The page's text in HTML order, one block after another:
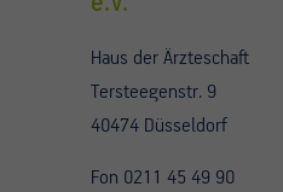
Haus der Ärzteschaft
Tersteegenstr. 9
40474 Düsseldorf
Fon 0211 45 49 90